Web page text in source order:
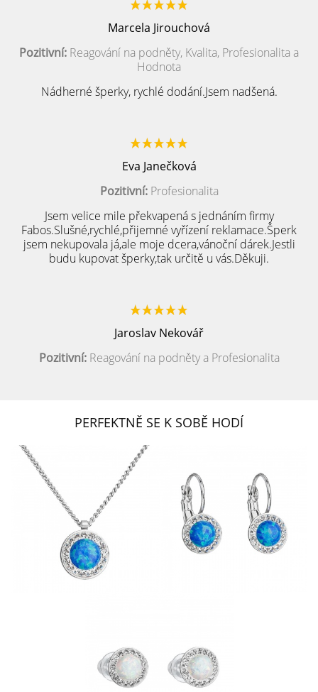
Marcela Jirouchová
Pozitivní: Reagování na podněty, Kvalita, Profesionalita a
Hodnota
Nádherné šperky, rychlé dodání.Jsem nadšená.
Eva Janečková
Pozitivní:Profesionalita
Jsem velice mile překvapená s jednáním firmy
Fabos.Slušné,rychlé,přijemné vyřízení reklamace.Šperk
jsem nekupovala já,ale moje dcera,vánoční dárek.Jestli
budu kupovat šperky,tak určitě u vás.Děkuji.
Jaroslav Nekovář
Pozitivní:Reagování na podněty a Profesionalita
PERFEKTNĚ SE K SOBĚ HODÍ